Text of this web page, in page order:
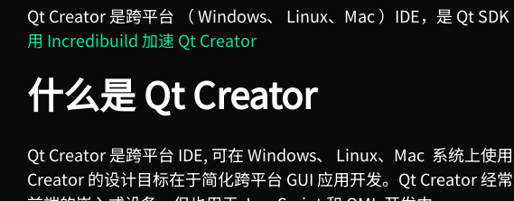
Qt Creator 是跨平台 （Windows、 Linux、Mac ） IDE， 是 Qt SDK
用 Incredibuild 加速 Qt Creator
什么是 Qt Creator
Qt Creator 是跨平台 IDE, 可在 Windows、 Linux、Mac 系统上使
Creator 的设计目标在于简化跨平台 GUI 应用开发。Qt Creator 经